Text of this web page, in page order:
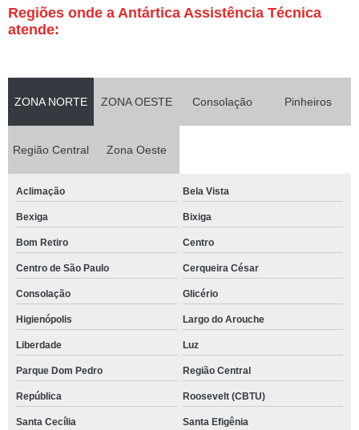
Regiões onde a Antártica Assistência Técnica
atende:
ZONA NORTE ZONA OESTE Consolação Pinheiros
Região Central Zona Oeste
Aclimação Bela Vista
Bexiga Bixiga
Bom Retiro Centro
Centro de São Paulo Cerqueira César
Consolação Glicério
Higienópolis Largo do Arouche
Liberdade Luz
Parque Dom Pedro Região Central
República Roosevelt (CBTU)
Santa Cecília Santa Efigênia